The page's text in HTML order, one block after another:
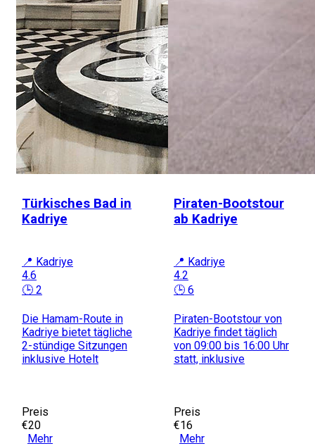
Türkisches Bad in
Kadriye
📍 Kadriye
4.6
🕒 2
Die Hamam-Route in
Kadriye bietet tägliche
2-stündige Sitzungen
inklusive Hotelt
Preis
€20
Mehr
Piraten-Bootstour
ab Kadriye
📍 Kadriye
4.2
🕒 6
Piraten-Bootstour von
Kadriye findet täglich
von 09:00 bis 16:00 Uhr
statt, inklusive
Preis
€16
Mehr